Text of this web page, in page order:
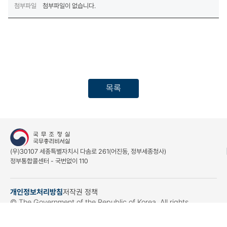
첨부파일
첨부파일이 없습니다.
목록
(우)30107 세종특별자치시 다솜로 261(어진동, 정부세종청사)
정부통합콜센터 - 국번없이 110
개인정보처리방침저작권 정책
(새창열림)
© The Government of the Republic of Korea. All rights